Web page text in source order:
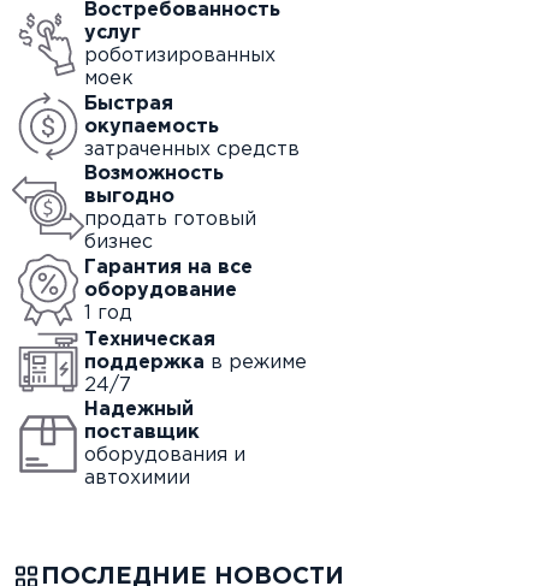
Востребованность
услуг
роботизированных
моек
Быстрая
окупаемость
затраченных средств
Возможность
выгодно
продать готовый
бизнес
Гарантия на все
оборудование
1 год
Техническая
поддержка в режиме
24/7
Надежный
поставщик
оборудования и
автохимии
ПОСЛЕДНИЕ НОВОСТИ